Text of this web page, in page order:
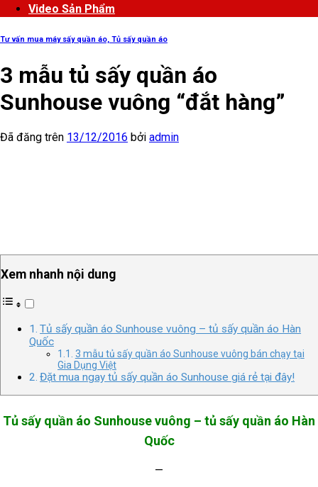
Video Sản Phẩm
Tư vấn mua máy sấy quần áo, Tủ sấy quần áo
3 mẫu tủ sấy quần áo
Sunhouse vuông “đắt hàng”
Đã đăng trên 13/12/2016 bởi admin
Xem nhanh nội dung
Tủ sấy quần áo Sunhouse vuông – tủ sấy quần áo Hàn
Quốc
3 mẫu tủ sấy quần áo Sunhouse vuông bán chạy tại
Gia Dụng Việt
Đặt mua ngay tủ sấy quần áo Sunhouse giá rẻ tại đây!
Tủ sấy quần áo Sunhouse vuông – tủ sấy quần áo Hàn
Quốc
—